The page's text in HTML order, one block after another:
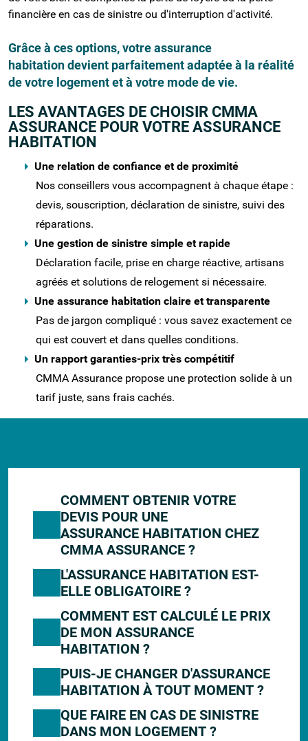
financière en cas de sinistre ou d'interruption d'activité.
Grâce à ces options, votre assurance
habitation devient parfaitement adaptée à la réalité
de votre logement et à votre mode de vie.
LES AVANTAGES DE CHOISIR CMMA
ASSURANCE POUR VOTRE ASSURANCE
HABITATION
Une relation de confiance et de proximité
Nos conseillers vous accompagnent à chaque étape :
devis, souscription, déclaration de sinistre, suivi des
réparations.
Une gestion de sinistre simple et rapide
Déclaration facile, prise en charge réactive, artisans
agréés et solutions de relogement si nécessaire.
Une assurance habitation claire et transparente
Pas de jargon compliqué : vous savez exactement ce
qui est couvert et dans quelles conditions.
Un rapport garanties-prix très compétitif
CMMA Assurance propose une protection solide à un
tarif juste, sans frais cachés.
COMMENT OBTENIR VOTRE
DEVIS POUR UNE
ASSURANCE HABITATION CHEZ
CMMA ASSURANCE ?
L'ASSURANCE HABITATION EST-
ELLE OBLIGATOIRE ?
COMMENT EST CALCULÉ LE PRIX
DE MON ASSURANCE
HABITATION ?
PUIS-JE CHANGER D'ASSURANCE
HABITATION À TOUT MOMENT ?
QUE FAIRE EN CAS DE SINISTRE
DANS MON LOGEMENT ?